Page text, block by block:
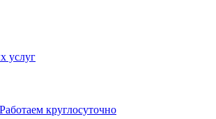
Работаем круглосуточно